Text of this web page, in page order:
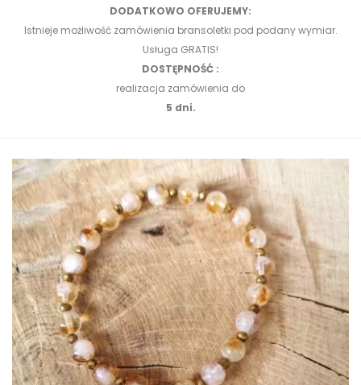
DODATKOWO OFERUJEMY:
Istnieje możliwość zamówienia bransoletki pod podany wymiar.
Usługa GRATIS!
DOSTĘPNOŚĆ :
realizacja zamówienia do
5 dni.